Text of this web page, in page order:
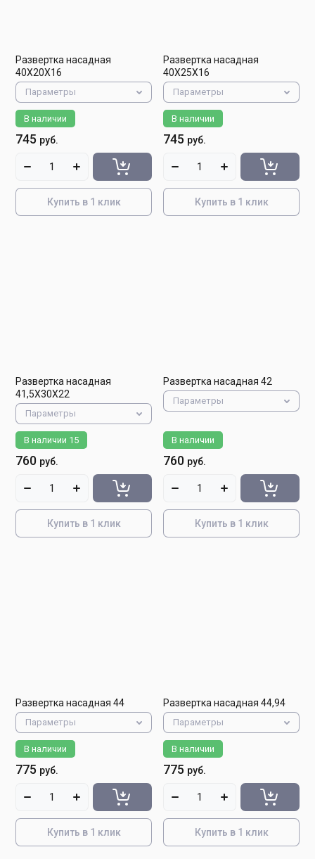
Развертка насадная
40Х20Х16
Параметры
В наличии
745 руб.
Купить в 1 клик
Развертка насадная
40Х25Х16
Параметры
В наличии
745 руб.
Купить в 1 клик
Развертка насадная
41,5Х30Х22
Параметры
В наличии 15
760 руб.
Купить в 1 клик
Развертка насадная 42
Параметры
В наличии
760 руб.
Купить в 1 клик
Развертка насадная 44
Параметры
В наличии
775 руб.
Купить в 1 клик
Развертка насадная 44,94
Параметры
В наличии
775 руб.
Купить в 1 клик